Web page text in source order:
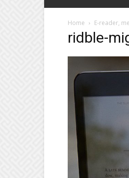
Home E-reader,
ridble-